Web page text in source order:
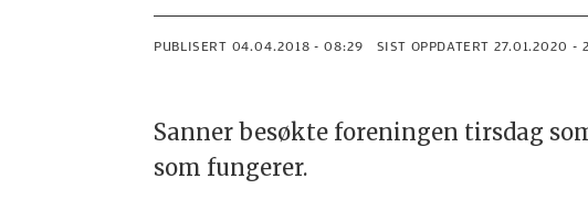
PUBLISERT 04.04.2018 - 08:29 SIST OPPDATERT 27.01.2020 -
Sanner besøkte foreningen tirsdag
som fungerer.